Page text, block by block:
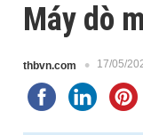
Máy dò
thbvn.com 17/05/